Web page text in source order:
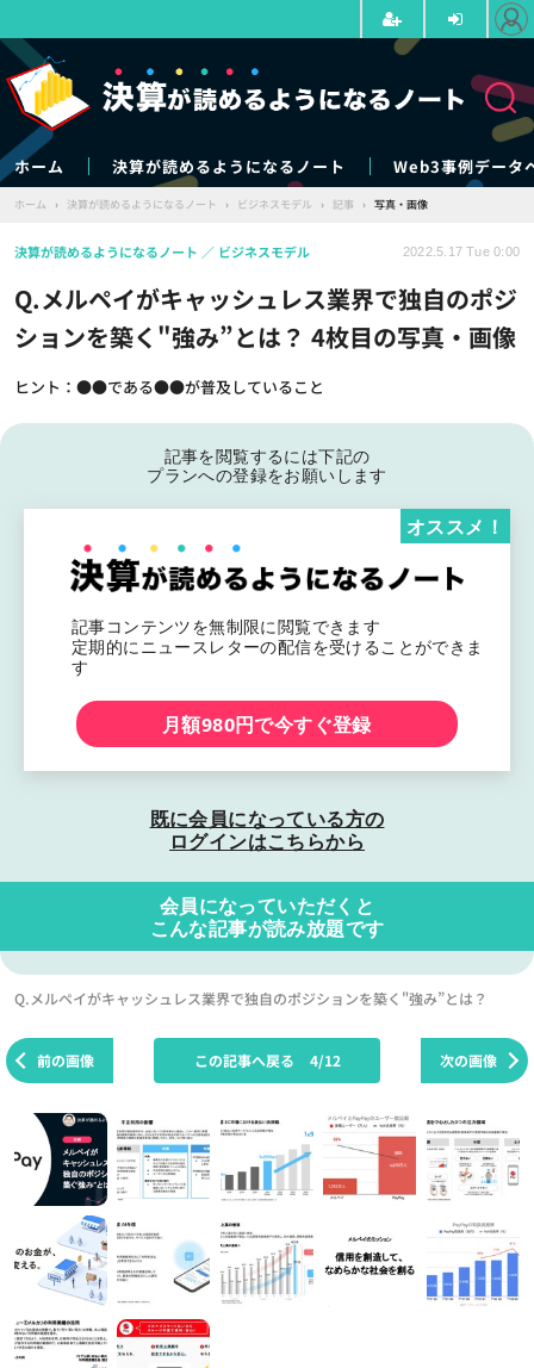
ホーム 決算が読めるようになるノート Web3事例データ
ホーム › 決算が読めるようになるノート › ビジネスモデル › 記事 › 写真・画像
Q.メルペイがキャッシュレス業界で独自のポジ
ションを築く"強み”とは？ 4枚目の写真・画像
ヒント：●●である●●が普及していること
決算が読めるようになるノート ビジネスモデル 2022.5.17 Tue 0:00
記事を閲覧するには下記の
プランへの登録をお願いします
記事コンテンツを無制限に閲覧できます
定期的にニュースレターの配信を受けることができま
す
オススメ！
月額980円で今すぐ登録
既に会員になっている方の
ログインはこちらから
会員になっていただくと
こんな記事が読み放題です
Q.メルペイがキャッシュレス業界で独自のポジションを築く"強み”とは？
前の画像 次の画像
この記事へ戻る 4/12